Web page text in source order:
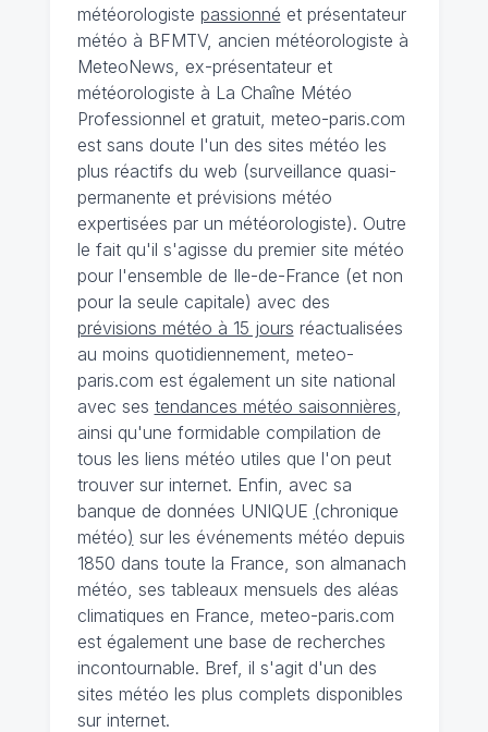
météorologiste passionné et présentateur
météo à BFMTV, ancien météorologiste à
MeteoNews, ex-présentateur et
météorologiste à La Chaîne Météo
Professionnel et gratuit, meteo-paris.com
est sans doute l'un des sites météo les
plus réactifs du web (surveillance quasi-
permanente et prévisions météo
expertisées par un météorologiste). Outre
le fait qu'il s'agisse du premier site météo
pour l'ensemble de Ile-de-France (et non
pour la seule capitale) avec des
prévisions météo à 15 jours réactualisées
au moins quotidiennement, meteo-
paris.com est également un site national
avec ses tendances météo saisonnières
ainsi qu'une formidable compilation de
tous les liens météo utiles que l'on peut
trouver sur internet. Enfin, avec sa
banque de données UNIQUE (chronique
météo) sur les événements météo depuis
1850 dans toute la France, son almanach
météo, ses tableaux mensuels des aléas
climatiques en France, meteo-paris.com
est également une base de recherches
incontournable. Bref, il s'agit d'un des
sites météo les plus complets disponibles
sur internet.